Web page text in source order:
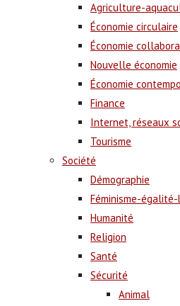
Agriculture-
Économie circulaire
Économie
Nouvelle économie
Économie
Finance
Internet, réseaux
Tourisme
Société
Démographie
Féminisme-égalité-
Humanité
Religion
Santé
Sécurité
Animal